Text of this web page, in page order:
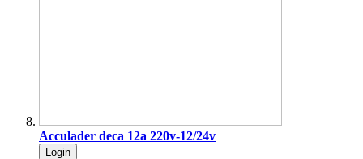
Acculader deca 12a 220v-12/24v
Login